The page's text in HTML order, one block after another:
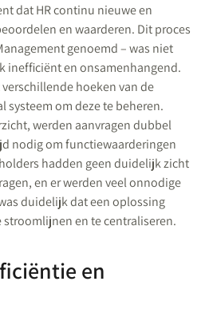
dat HR continu nieuwe en
en waarderen. Dit proces
genoemd – was niet
inefficiënt en onsamenhangend.
hoeken van de
systeem om deze te beheren.
werden aanvragen dubbel
nodig om functiewaarderingen
hadden geen duidelijk zicht
en er werden veel onnodige
duidelijk dat een oplossing
en te centraliseren.
en